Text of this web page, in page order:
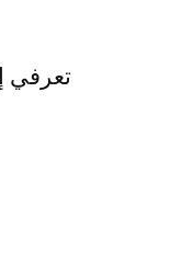
تعرفي